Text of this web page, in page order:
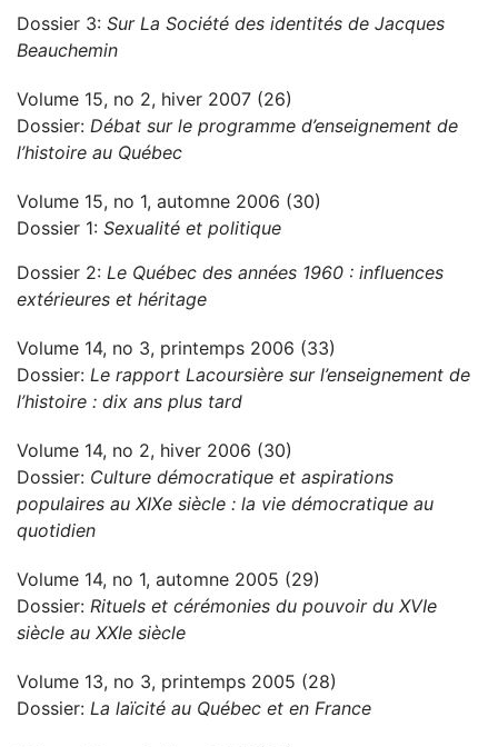
Dossier 3: Sur La Société des identités de Jacques
Beauchemin
Volume 15, no 2, hiver 2007 (26)
Dossier: Débat sur le programme d’enseignement de
l’histoire au Québec
Volume 15, no 1, automne 2006 (30)
Dossier 1: Sexualité et politique
Dossier 2: Le Québec des années 1960 : influences
extérieures et héritage
Volume 14, no 3, printemps 2006 (33)
Dossier: Le rapport Lacoursière sur l’enseignement de
l’histoire : dix ans plus tard
Volume 14, no 2, hiver 2006 (30)
Dossier: Culture démocratique et aspirations
populaires au XIXe siècle : la vie démocratique au
quotidien
Volume 14, no 1, automne 2005 (29)
Dossier: Rituels et cérémonies du pouvoir du XVIe
siècle au XXIe siècle
Volume 13, no 3, printemps 2005 (28)
Dossier: La laïcité au Québec et en France